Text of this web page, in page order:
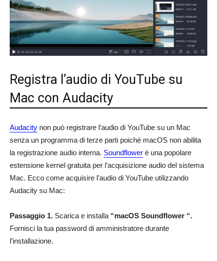
Registra l’audio di YouTube su
Mac con Audacity
Audacity non può registrare l’audio di YouTube su un Mac
senza un programma di terze parti poiché macOS non abilita
la registrazione audio interna. Soundflower è una popolare
estensione kernel gratuita per l’acquisizione audio del sistema
Mac. Ecco come acquisire l’audio di YouTube utilizzando
Audacity su Mac:
Passaggio 1. Scarica e installa “macOS Soundflower “.
Fornisci la tua password di amministratore durante
l’installazione.